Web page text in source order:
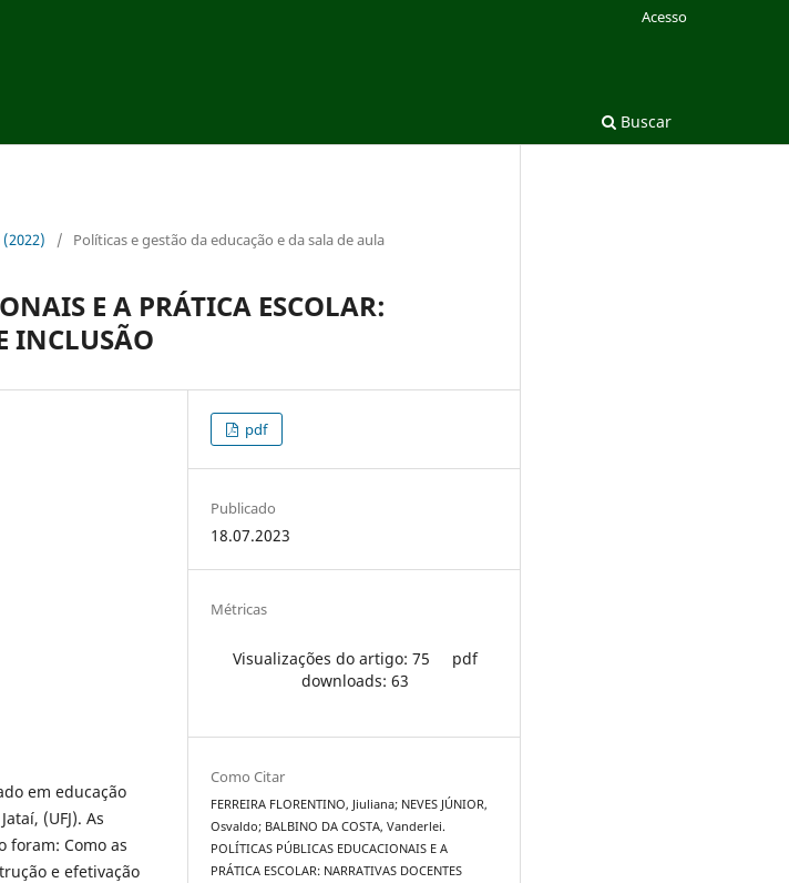
Buscar
Acesso
/ Políticas e gestão da educação e da sala de aula
E A PRÁTICA ESCOLAR:
INCLUSÃO
em educação
(UFJ). As
foram: Como as
e efetivação
pdf
Publicado
18.07.2023
Métricas
Visualizações do artigo: 75
pdf
downloads: 63
Como Citar
FERREIRA FLORENTINO, Jiuliana; NEVES JÚNIOR,
Osvaldo; BALBINO DA COSTA, Vanderlei.
POLÍTICAS PÚBLICAS EDUCACIONAIS E A
PRÁTICA ESCOLAR: NARRATIVAS DOCENTES